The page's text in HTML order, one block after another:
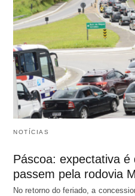
NOTÍCIAS
Páscoa: expectativa é
passem pela rodovia
No retorno do feriado, a